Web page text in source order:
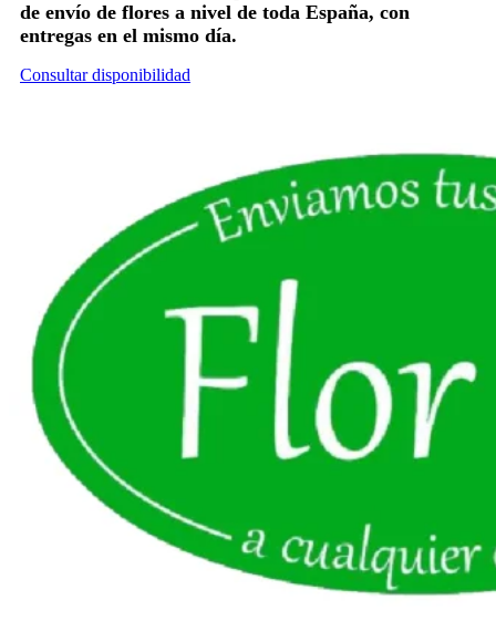
de envío de flores a nivel de toda España, con
entregas en el mismo día.
Consultar disponibilidad